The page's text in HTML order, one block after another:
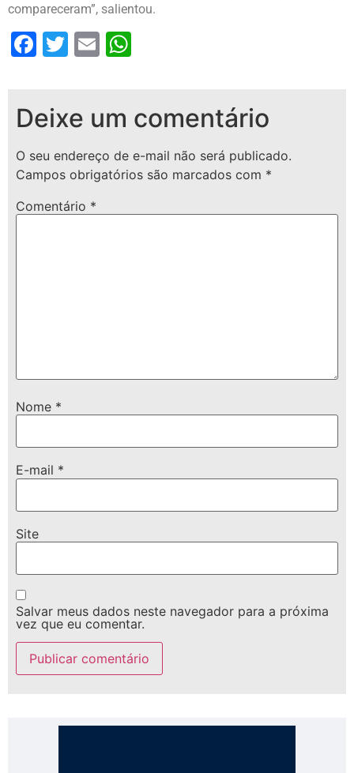
compareceram”, salientou.
Facebook
Twitter
Email
Deixe um comentário
O seu endereço de e-mail não será publicado.
Campos obrigatórios são marcados com *
Comentário *
Nome *
E-mail *
Site
Salvar meus dados neste navegador para a próxima
vez que eu comentar.